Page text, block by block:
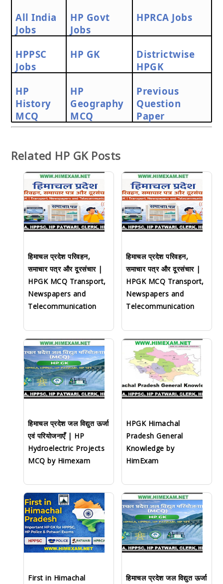
All India
Jobs
HP Govt
Jobs
HPRCA Jobs
HPPSC
Jobs
HP GK
Districtwise
HPGK
HP
History
MCQ
HP
Geography
MCQ
Previous
Question
Paper
Related HP GK Posts
हिमाचल प्रदेश परिवहन,
समाचार पत्र और दूरसंचार |
HPGK MCQ Transport,
Newspapers and
Telecommunication
हिमाचल प्रदेश परिवहन,
समाचार पत्र और दूरसंचार |
HPGK MCQ Transport,
Newspapers and
Telecommunication
हिमाचल प्रदेश जल विद्युत ऊर्जा
एवं परियोजनाएँ | HP
Hydroelectric Projects
MCQ by Himexam
HPGK Himachal
Pradesh General
Knowledge by
HimExam
First in Himachal
हिमाचल प्रदेश जल विद्युत ऊर्जा